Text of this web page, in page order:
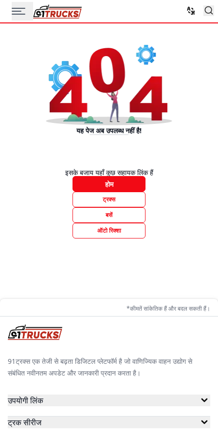
यह पेज अब उपलब्ध नहीं है!
इसके बजाय यहाँ कुछ सहायक लिंक हैं
होम
ट्रक्स
बसें
ऑटो रिक्शा
*कीमतें सांकेतिक हैं और बदल सकती हैं।
91ट्रक्स एक तेजी से बढ़ता डिजिटल प्लेटफॉर्म है जो वाणिज्यिक वाहन उद्योग से
संबंधित नवीनतम अपडेट और जानकारी प्रदान करता है।
उपयोगी लिंक
ट्रक सीरीज